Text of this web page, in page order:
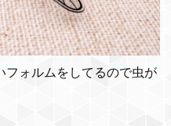
ォルムをしてるので虫が